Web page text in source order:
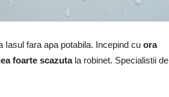
fara apa potabila. Incepind cu ora
foarte scazutala robinet. Specialistii de